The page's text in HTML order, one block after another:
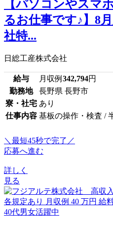
【パソコンやスマ
るお仕事です♪】8
社特...
日総工産株式会社
給与 月収例 342,794円
勤務地
長野県 長野市
寮・社宅 あり
仕事内容 基板の操作・検査 /
＼最短45秒で完了／
応募へ進む
詳しく
見る